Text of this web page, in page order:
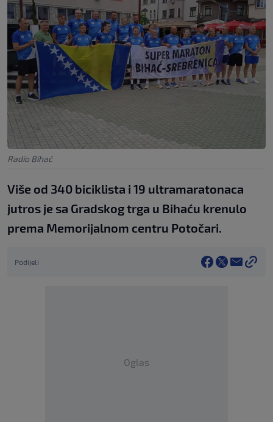
Radio Bihać
Više od 340 biciklista i 19 ultramaratonaca
jutros je sa Gradskog trga u Bihaću krenulo
prema Memorijalnom centru Potočari.
Podijeli
Oglas